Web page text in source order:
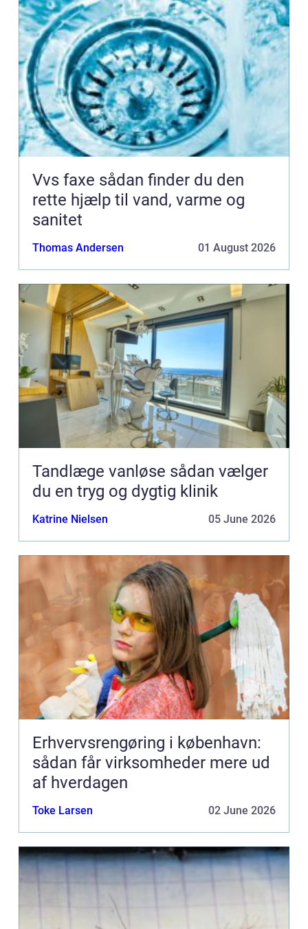
Vvs faxe sådan finder du den
rette hjælp til vand, varme og
sanitet
Thomas Andersen 01 August 2026
Tandlæge vanløse sådan vælger
du en tryg og dygtig klinik
Katrine Nielsen 05 June 2026
Erhvervsrengøring i københavn:
sådan får virksomheder mere ud
af hverdagen
Toke Larsen 02 June 2026